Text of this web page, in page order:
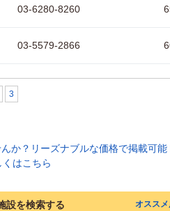
03-6280-8260
03-5579-2866
3
設を検索する オスス